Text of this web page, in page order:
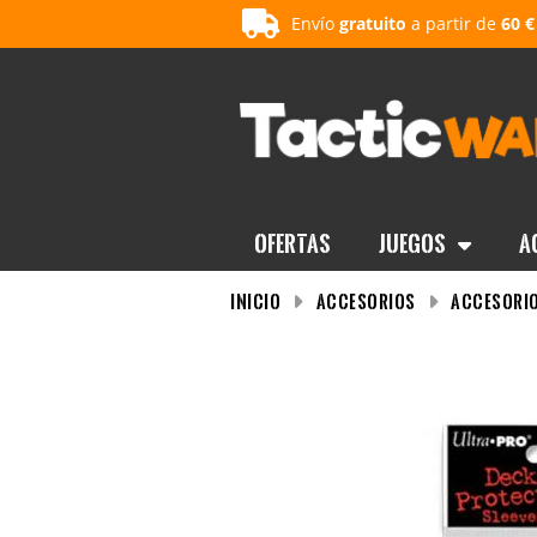
Envío gratuito a partir de 60 €
OFERTAS Juegos
INICIO Accesorios